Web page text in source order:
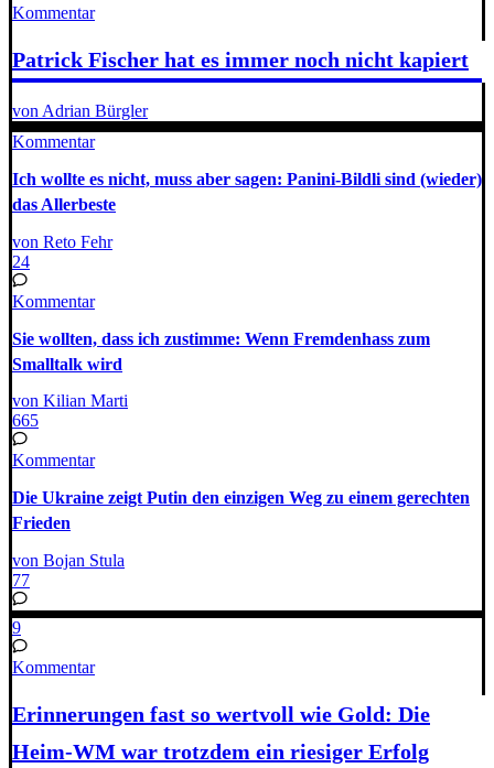
Kommentar
Patrick Fischer hat es immer noch nicht kapiert
von Adrian Bürgler
Kommentar
Ich wollte es nicht, muss aber sagen: Panini-Bildli sind (wieder)
das Allerbeste
von Reto Fehr
24
Kommentar
Sie wollten, dass ich zustimme: Wenn Fremdenhass zum
Smalltalk wird
von Kilian Marti
665
Kommentar
Die Ukraine zeigt Putin den einzigen Weg zu einem gerechten
Frieden
von Bojan Stula
77
9
Kommentar
Erinnerungen fast so wertvoll wie Gold: Die
Heim-WM war trotzdem ein riesiger Erfolg